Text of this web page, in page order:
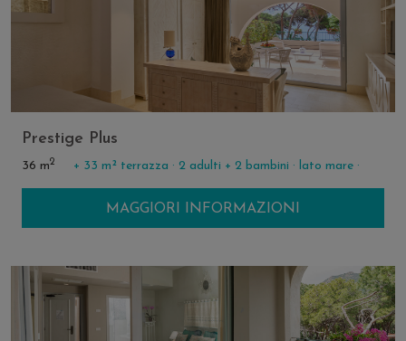
Prestige Plus
36 m2 + 33 m² terrazza · 2 adulti + 2 bambini · lato mare ·
MAGGIORI INFORMAZIONI